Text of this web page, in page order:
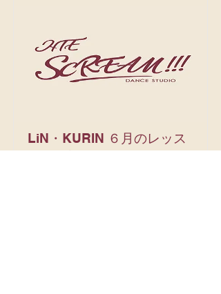
LiN・KURIN ６月のレッス